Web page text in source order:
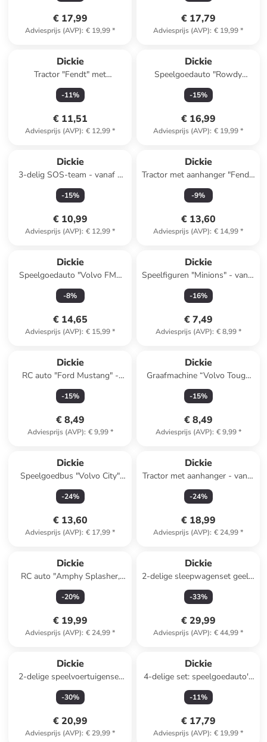
€ 17,99
Adviesprijs (AVP): € 19,99*
€ 17,79
Adviesprijs (AVP): € 19,99*
Dickie
Tractor "Fendt" met
kabelbesturing - vanaf 3 jaar
-11%
€ 11,51
Adviesprijs (AVP): € 12,99*
Dickie
Speelgoedauto "Rowdy
Rocker" groen/blauw - vanaf 3
jaar
-15%
€ 16,99
Adviesprijs (AVP): € 19,99*
Dickie
3-delig SOS-team - vanaf 3
jaar
-15%
€ 10,99
Adviesprijs (AVP): € 12,99*
Dickie
Tractor met aanhanger "Fendt"
- vanaf 3 jaar
-9%
€ 13,60
Adviesprijs (AVP): € 14,99*
Dickie
Speelgoedauto "Volvo FMX
Truck Crane" geel - vanaf 3
jaar
-8%
€ 14,65
Adviesprijs (AVP): € 15,99*
Dickie
Speelfiguren "Minions" - vanaf
3 jaar - 12 stuks
-16%
€ 7,49
Adviesprijs (AVP): € 8,99*
Dickie
RC auto "Ford Mustang" -
vanaf 4 jaar
(verrassingsproduct)
-15%
€ 8,49
Adviesprijs (AVP): € 9,99*
Dickie
Graafmachine “Volvo Tough
Excavator” - vanaf 3 jaar
-15%
€ 8,49
Adviesprijs (AVP): € 9,99*
Dickie
Speelgoedbus "Volvo City"
rood - vanaf 3 jaar
-24%
€ 13,60
Adviesprijs (AVP): € 17,99*
Dickie
Tractor met aanhanger - vanaf
3 jaar
-24%
€ 18,99
Adviesprijs (AVP): € 24,99*
Dickie
RC auto "Amphy Splasher,
RTR" - vanaf 4 jaar
-20%
€ 19,99
Adviesprijs (AVP): € 24,99*
Dickie
2-delige sleepwagenset geel -
vanaf 3 jaar
-33%
€ 29,99
Adviesprijs (AVP): € 44,99*
Dickie
2-delige speelvoertuigenset
"Volvo Truck" grijs/blauw -
vanaf 3 jaar
-30%
€ 20,99
Adviesprijs (AVP): € 29,99*
Dickie
4-delige set: speelgoedauto's
"Volvo Construction" geel -
vanaf 3 jaar
-11%
€ 17,79
Adviesprijs (AVP): € 19,99*